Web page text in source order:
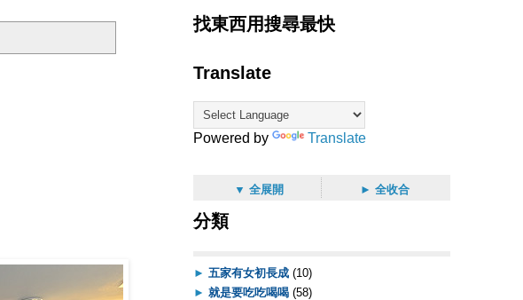
找東西用搜尋最快
Translate
Powered by Translate
▼ 全展開 ► 全收合
分類
► 五家有女初長成 (10)
► 就是要吃吃喝喝 (58)